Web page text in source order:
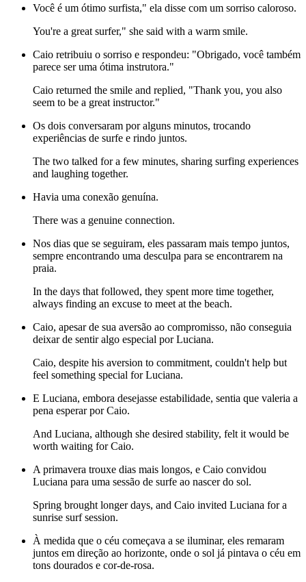
Você é um ótimo surfista," ela disse com um sorriso caloroso.
You're a great surfer," she said with a warm smile.
Caio retribuiu o sorriso e respondeu: "Obrigado, você também
parece ser uma ótima instrutora."
Caio returned the smile and replied, "Thank you, you also
seem to be a great instructor."
Os dois conversaram por alguns minutos, trocando
experiências de surfe e rindo juntos.
The two talked for a few minutes, sharing surfing experiences
and laughing together.
Havia uma conexão genuína.
There was a genuine connection.
Nos dias que se seguiram, eles passaram mais tempo juntos,
sempre encontrando uma desculpa para se encontrarem na
praia.
In the days that followed, they spent more time together,
always finding an excuse to meet at the beach.
Caio, apesar de sua aversão ao compromisso, não conseguia
deixar de sentir algo especial por Luciana.
Caio, despite his aversion to commitment, couldn't help but
feel something special for Luciana.
E Luciana, embora desejasse estabilidade, sentia que valeria a
pena esperar por Caio.
And Luciana, although she desired stability, felt it would be
worth waiting for Caio.
A primavera trouxe dias mais longos, e Caio convidou
Luciana para uma sessão de surfe ao nascer do sol.
Spring brought longer days, and Caio invited Luciana for a
sunrise surf session.
À medida que o céu começava a se iluminar, eles remaram
juntos em direção ao horizonte, onde o sol já pintava o céu em
tons dourados e cor-de-rosa.